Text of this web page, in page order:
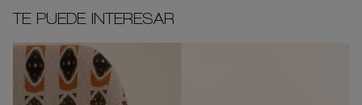
TE PUEDE INTERESAR